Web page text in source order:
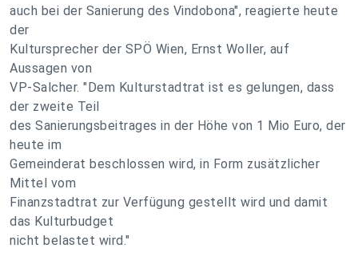
auch bei der Sanierung des Vindobona", reagierte heute
der
Kultursprecher der SPÖ Wien, Ernst Woller, auf
Aussagen von
VP-Salcher. "Dem Kulturstadtrat ist es gelungen, dass
der zweite Teil
des Sanierungsbeitrages in der Höhe von 1 Mio Euro, der
heute im
Gemeinderat beschlossen wird, in Form zusätzlicher
Mittel vom
Finanzstadtrat zur Verfügung gestellt wird und damit
das Kulturbudget
nicht belastet wird."